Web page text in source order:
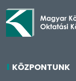
KÖZPONTUNK